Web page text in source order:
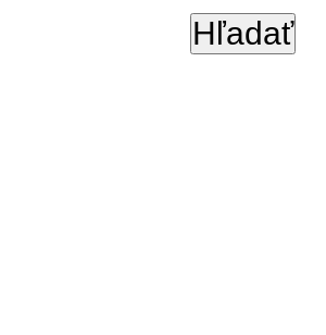
Hľadať